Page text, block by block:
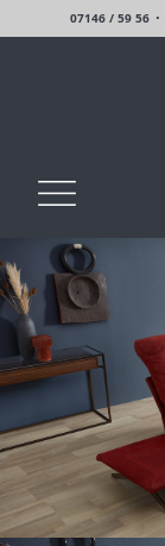
07146 / 59 56